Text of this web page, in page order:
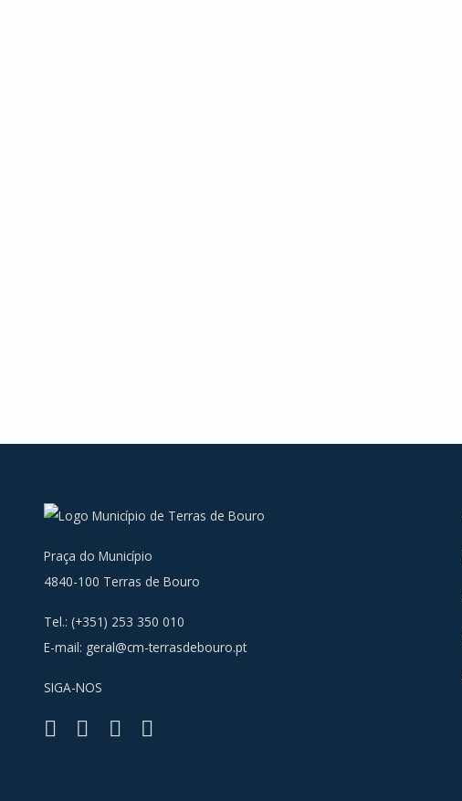
Praça do Município
4840-100 Terras de Bouro
Tel.: (+351) 253 350 010
E-mail: geral@cm-terrasdebouro.pt
SIGA-NOS
Facebook
Youtube
Instagram